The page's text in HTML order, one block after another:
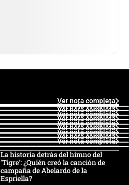
Ver nota completa
Ver nota completa
Ver nota completa
Ver nota completa
Ver nota completa
Ver nota completa
Ver nota completa
Ver nota completa
Ver nota completa
Ver nota completa
La historia detrás del himno del
'Tigre': ¿Quién creó la canción de
campaña de Abelardo de la
Espriella?